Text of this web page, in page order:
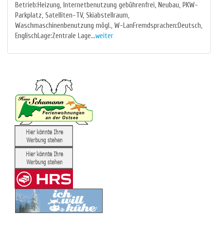
Betrieb:Heizung, Internetbenutzung gebührenfrei, Neubau, PKW-
Parkplatz, Satelliten-TV, Skiabstellraum,
Waschmaschinenbenutzung mögl., W-LanFremdsprachen:Deutsch,
EnglischLage:Zentrale Lage...weiter